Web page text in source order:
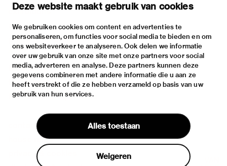
Deze website maakt gebruik van cookies
We gebruiken cookies om content en advertenties te
personaliseren, om functies voor social media te bieden en om
ons websiteverkeer te analyseren. Ook delen we informatie
over uw gebruik van onze site met onze partners voor social
media, adverteren en analyse. Deze partners kunnen deze
gegevens combineren met andere informatie die u aan ze
heeft verstrekt of die ze hebben verzameld op basis van uw
gebruik van hun services.
Alles toestaan
Weigeren
exhibitions
activities
practical information
about
the museum
the collection
foundations & partners
contact
house rules
privacy & cookies